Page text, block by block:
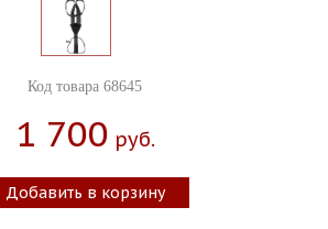
Код товара 68645
1 700 Руб.
Добавить в корзину